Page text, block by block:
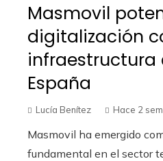
Masmovil
digitalización
infraestructura
España
Lucía Benítez Hace 2
Masmovil ha emergido
fundamental en el sector